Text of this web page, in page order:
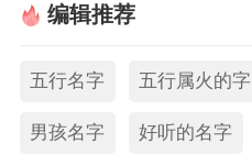
编辑推荐
五行名字 五行属火的字
男孩名字 好听的名字